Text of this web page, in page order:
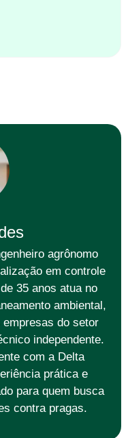
agrônomo
em controle
35 anos atua no
ambiental,
empresas do setor
independente.
com a Delta
prática e
para quem busca
contra pragas.